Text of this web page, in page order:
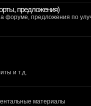
предложения)
форуме, предложения по
и т.д.
материалы